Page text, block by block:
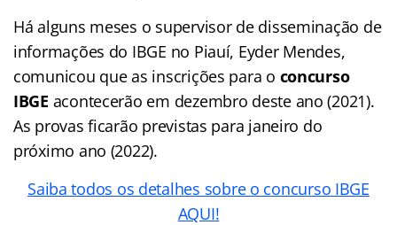
Há alguns meses o supervisor de disseminação de
informações do IBGE no Piauí, Eyder Mendes,
comunicou que as inscrições para o concurso
IBGE acontecerão em dezembro deste ano (2021).
As provas ficarão previstas para janeiro do
próximo ano (2022).
Saiba todos os detalhes sobre o concurso IBGE
AQUI!